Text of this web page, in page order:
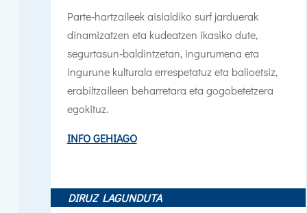
Parte-hartzaileek aisialdiko surf jarduerak
dinamizatzen eta kudeatzen ikasiko dute,
segurtasun-baldintzetan, ingurumena eta
ingurune kulturala errespetatuz eta balioetsiz,
erabiltzaileen beharretara eta gogobetetzera
egokituz.
INFO GEHIAGO
DIRUZ LAGUNDUTA